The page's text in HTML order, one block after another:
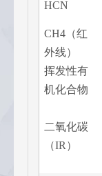
HCN
CH4（红
外线）
挥发性有
机化合物
二氧化碳
（IR）